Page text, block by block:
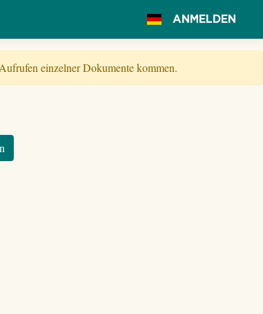
ANMELDEN
einzelner Dokumente kommen.